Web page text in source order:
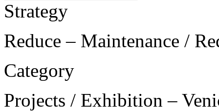
Strategy
Reduce – Maintenance /
Category
Projects / Exhibition –